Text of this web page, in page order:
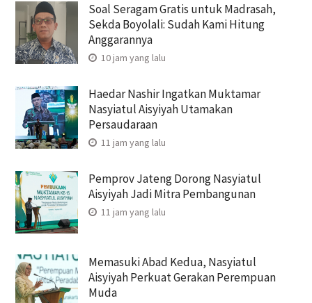
Soal Seragam Gratis untuk Madrasah,
Sekda Boyolali: Sudah Kami Hitung
Anggarannya
10 jam yang lalu
Haedar Nashir Ingatkan Muktamar
Nasyiatul Aisyiyah Utamakan
Persaudaraan
11 jam yang lalu
Pemprov Jateng Dorong Nasyiatul
Aisyiyah Jadi Mitra Pembangunan
11 jam yang lalu
Memasuki Abad Kedua, Nasyiatul
Aisyiyah Perkuat Gerakan Perempuan
Muda